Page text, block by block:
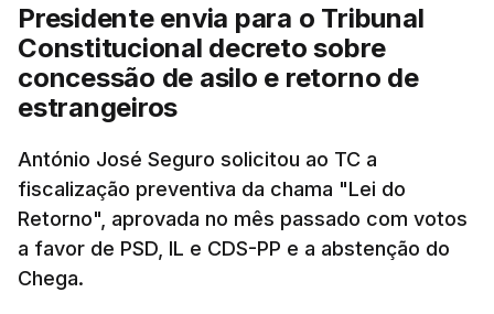
"Sempre que seja possível reduzir burocracias,
eliminar sobreposições e garantir que os apoios
chegam a quem mais necessita, estaremos a dar
um passo na direção certa", argumenta o
Presidente da República.
Assegurar que "ninguém é
prejudicado"
Presidente envia para o Tribunal
Constitucional decreto sobre
concessão de asilo e retorno de
estrangeiros
António José Seguro solicitou ao TC a
fiscalização preventiva da chama "Lei do
Retorno", aprovada no mês passado com votos
a favor de PSD, IL e CDS-PP e a abstenção do
Chega.